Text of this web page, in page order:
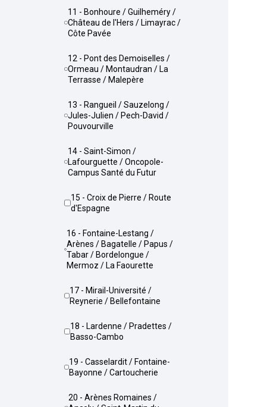
11 - Bonhoure / Guilheméry /
Château de l'Hers / Limayrac /
Côte Pavée
12 - Pont des Demoiselles /
Ormeau / Montaudran / La
Terrasse / Malepère
13 - Rangueil / Sauzelong /
Jules-Julien / Pech-David /
Pouvourville
14 - Saint-Simon /
Lafourguette / Oncopole-
Campus Santé du Futur
15 - Croix de Pierre / Route
d'Espagne
16 - Fontaine-Lestang /
Arènes / Bagatelle / Papus /
Tabar / Bordelongue /
Mermoz / La Faourette
17 - Mirail-Université /
Reynerie / Bellefontaine
18 - Lardenne / Pradettes /
Basso-Cambo
19 - Casselardit / Fontaine-
Bayonne / Cartoucherie
20 - Arènes Romaines /